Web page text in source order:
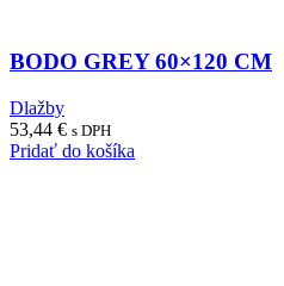
BODO GREY 60×120 CM
Dlažby
53,44 € s DPH
Pridať do košíka